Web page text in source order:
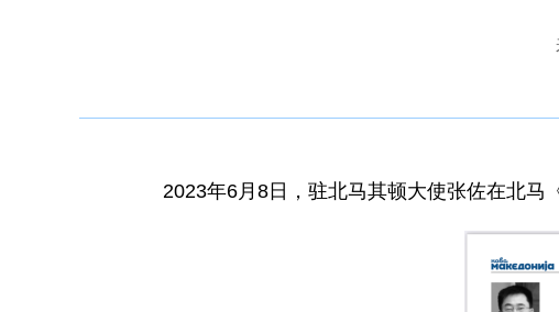
2023年6月8日，驻北马其顿大使张佐在北马